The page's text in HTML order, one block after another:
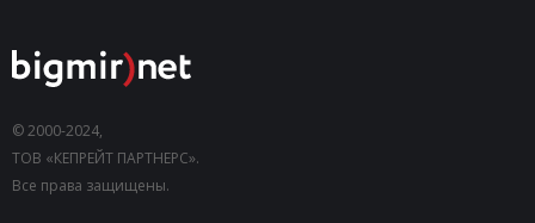
© 2000-2024,
ТОВ «КЕПРЕЙТ ПАРТНЕРС».
Все права защищены.